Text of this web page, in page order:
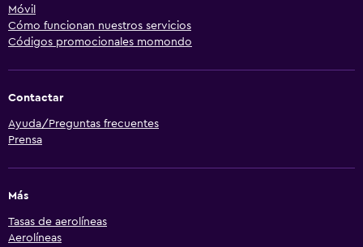
Móvil
Cómo funcionan nuestros servicios
Códigos promocionales momondo
Contactar
Ayuda/Preguntas frecuentes
Prensa
Más
Tasas de aerolíneas
Aerolíneas